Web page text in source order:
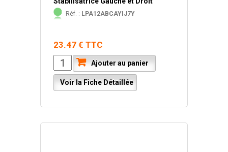
Réf. : LPA12ABCAYIJ7Y
23.47 € TTC
Ajouter au panier
Voir la Fiche Détaillée